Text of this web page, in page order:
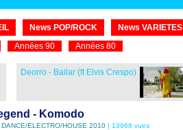
News POP/ROCK
News VARIETES
Années 90 Années 80
Deorro - Bailar (ft Elvis Crespo)
- Komodo
DANCE/ELECTRO/HOUSE 2010 | 13968 vues